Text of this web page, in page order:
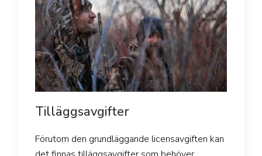
Tilläggsavgifter
Förutom den grundläggande licensavgiften kan